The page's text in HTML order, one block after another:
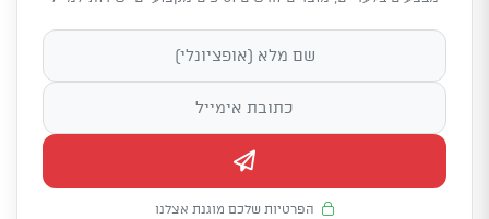
הפרטיות שלכם מוגנת אצלנו